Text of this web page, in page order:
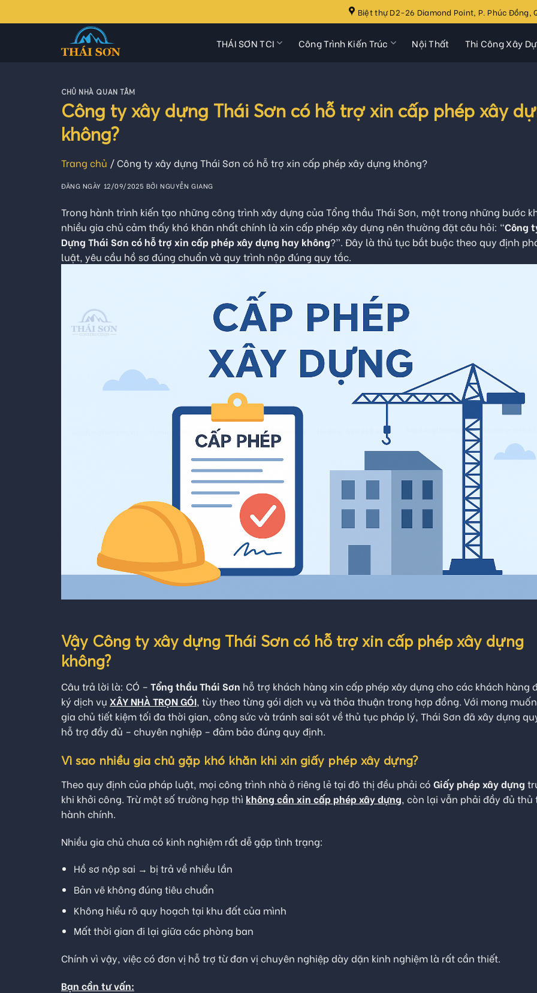
to
Biệt thự D2-26 Diamond Point, P. Phúc Đồng,
THÁI SƠN TCI Công Trình Kiến Trúc Nội Thất Thi Công Xây
CHỦ NHÀ QUAN TÂM
Công ty xây dựng Thái Sơn có hỗ trợ xin cấp phép xây
không?
Trang chủ / Công ty xây dựng Thái Sơn có hỗ trợ xin cấp phép xây dựng không?
ĐĂNG NGÀY 12/09/2025 BỞINGUYỄN GIANG
Trong hành trình kiến tạo những công trình xây dựng của Tổng thầu Thái Sơn, một trong những bước
nhiều gia chủ cảm thấy khó khăn nhất chính là xin cấp phép xây dựng nên thường đặt câu hỏi: “Công
Dựng Thái Sơn có hỗ trợ xin cấp phép xây dựng hay không?”. Đây là thủ tục bắt buộc theo quy định
luật, yêu cầu hồ sơ đúng chuẩn và quy trình nộp đúng quy tắc.
Vậy Công ty xây dựng Thái Sơn có hỗ trợ xin cấp phép xây dựng
không?
Câu trả lời là: CÓ – Tổng thầu Thái Sơn hỗ trợ khách hàng xin cấp phép xây dựng cho các khách hàng
ký dịch vụ XÂY NHÀ TRỌN GÓI, tùy theo từng gói dịch vụ và thỏa thuận trong hợp đồng. Với mong
gia chủ tiết kiệm tối đa thời gian, công sức và tránh sai sót về thủ tục pháp lý, Thái Sơn đã xây dựng
hỗ trợ đầy đủ – chuyên nghiệp – đảm bảo đúng quy định.
Vì sao nhiều gia chủ gặp khó khăn khi xin giấy phép xây dựng?
Theo quy định của pháp luật, mọi công trình nhà ở riêng lẻ tại đô thị đều phải có Giấy phép xây dựng
khi khởi công. Trừ một số trường hợp thì không cần xin cấp phép xây dựng, còn lại vẫn phải đầy đủ thủ
hành chính.
Nhiều gia chủ chưa có kinh nghiệm rất dễ gặp tình trạng:
Hồ sơ nộp sai → bị trả về nhiều lần
Bản vẽ không đúng tiêu chuẩn
Không hiểu rõ quy hoạch tại khu đất của mình
Mất thời gian đi lại giữa các phòng ban
Chính vì vậy, việc có đơn vị hỗ trợ từ đơn vị chuyên nghiệp dày dặn kinh nghiệm là rất cần thiết.
Bạn cần tư vấn: